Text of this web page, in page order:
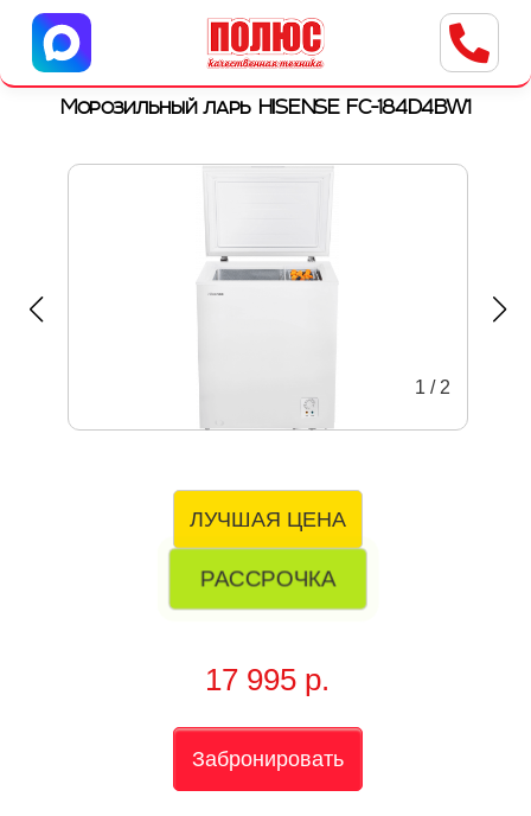
Центр бытовой техники
г. Ульяновск, ул. Пушкарева, 8a
Морозильный ларь HISENSE FC-184D4BW1
1 / 2
ЛУЧШАЯ ЦЕНА
РАССРОЧКА
17 995 р.
Забронировать